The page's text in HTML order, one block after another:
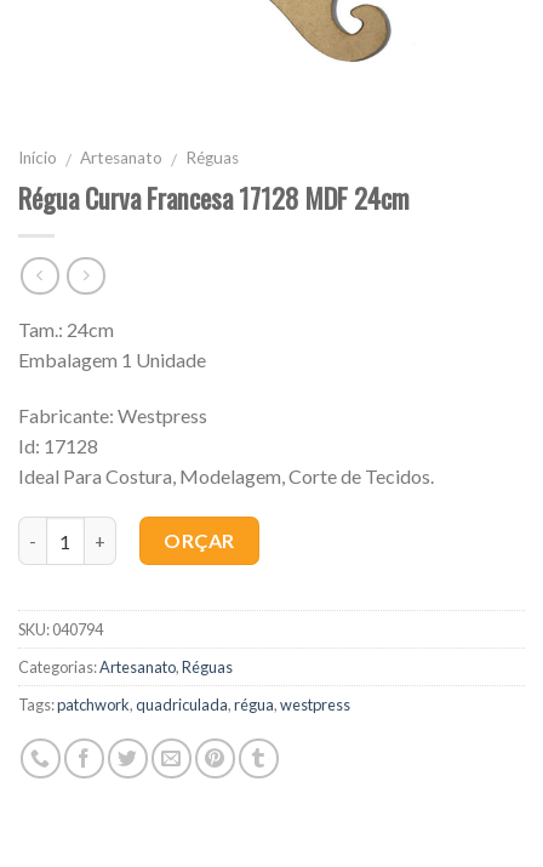
Início / Artesanato / Réguas
Régua Curva Francesa 17128 MDF 24cm
Tam.: 24cm
Embalagem 1 Unidade
Fabricante: Westpress
Id: 17128
Ideal Para Costura, Modelagem, Corte de Tecidos.
ORÇAR
SKU:040794
Categorias:Artesanato,Réguas
Tags:patchwork,quadriculada,régua,westpress